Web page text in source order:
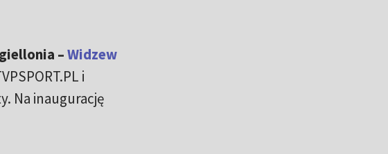
–Widzew
i
Na inaugurację